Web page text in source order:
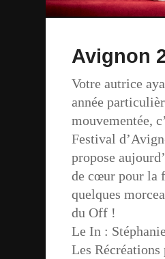
Avignon
Votre autrice
année
mouvementée,
Festival
propose
de cœur pour la
quelques
du Off !
Le In :
Les